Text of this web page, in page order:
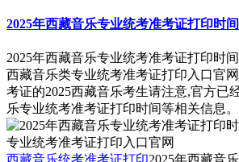
2025年西藏音乐专业统考准考证打印时
2025年西藏音乐专业统考准考证打印时
西藏音乐类专业统考准考证打印入口官
考证的2025西藏音乐考生请注意,官方已
乐专业统考准考证打印时间等相关信息。